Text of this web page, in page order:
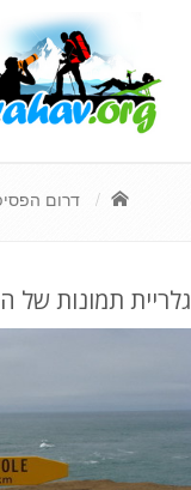
דרום
גלריית תמונות של